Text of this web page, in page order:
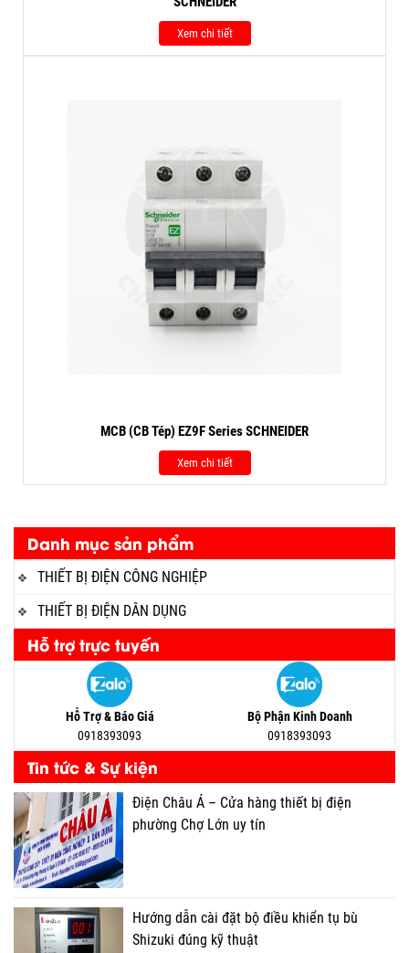
Danh mục sản phẩm
THIẾT BỊ ĐIỆN CÔNG NGHIỆP
THIẾT BỊ ĐIỆN DÂN DỤNG
Hỗ trợ trực tuyến
Hỗ Trợ & Báo Giá
0918393093
Bộ Phận Kinh Doanh
0918393093
Tin tức & Sự kiện
Điện Châu Á – Cửa hàng thiết bị điện
phường Chợ Lớn uy tín
Hướng dẫn cài đặt bộ điều khiển tụ bù
Shizuki đúng kỹ thuật
Xem chi tiết
MCB (CB Tép) EZ9F Series SCHNEIDER
Xem chi tiết